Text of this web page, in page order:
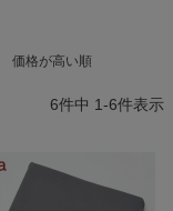
価格が高い順
6件中 1-6件表示